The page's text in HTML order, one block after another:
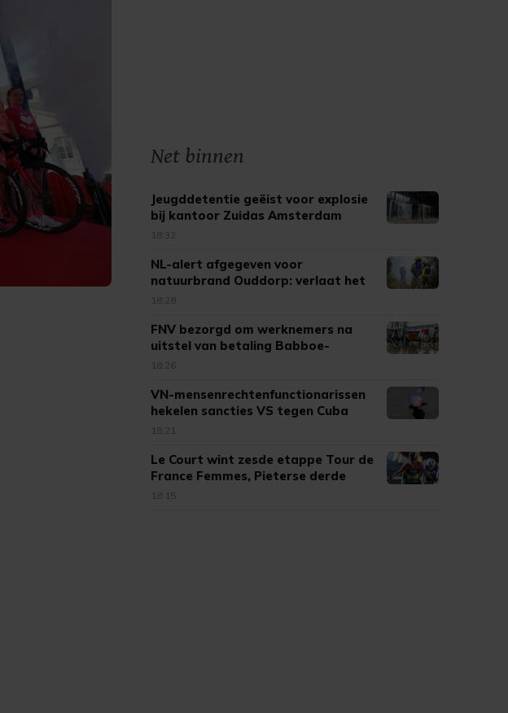
Net binnen
Jeugddetentie geëist voor explosie
bij kantoor Zuidas Amsterdam
18:32
NL-alert afgegeven voor
natuurbrand Ouddorp: verlaat het
gebied
18:28
FNV bezorgd om werknemers na
uitstel van betaling Babboe-
moeder
18:26
VN-mensenrechtenfunctionarissen
hekelen sancties VS tegen Cuba
18:21
Le Court wint zesde etappe Tour de
France Femmes, Pieterse derde
18:15